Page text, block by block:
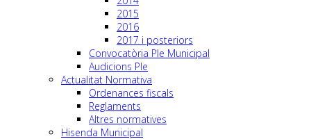
2015
2016
2017 i posteriors
Convocatòria Ple Municipal
Audicions Ple
Actualitat Normativa
Ordenances fiscals
Reglaments
Altres normatives
Hisenda Municipal